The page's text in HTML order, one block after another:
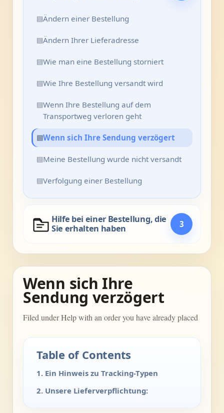
▤Ändern einer Bestellung
▤Ändern Ihrer Lieferadresse
▤Wie man eine Bestellung storniert
▤Wie Ihre Bestellung versandt wird
▤Wenn Ihre Bestellung auf dem
Transportweg verloren geht
▤Wenn sich Ihre Sendung verzögert
▤Meine Bestellung wurde nicht versandt
▤Verfolgung einer Bestellung
Hilfe bei einer Bestellung, die
Sie erhalten haben
3
Wenn sich Ihre
Sendung verzögert
Filed under Help with an order you have already placed
Table of Contents
1. Ein Hinweis zu Tracking-Typen
2. Unsere Lieferverpflichtung: